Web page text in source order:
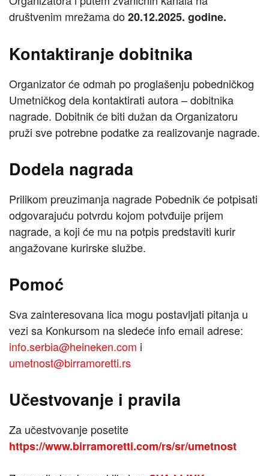
društvenim mrežama do20.12.2025. godine.
Kontaktiranje dobitnika
Organizator će odmah po proglašenju pobedničkog
Umetničkog dela kontaktirati autora – dobitnika
nagrade. Dobitnik će biti dužan da Organizatoru
pruži sve potrebne podatke za realizovanje nagrade.
Dodela nagrada
Prilikom preuzimanja nagrade Pobednik će potpisati
odgovarajuću potvrdu kojom potvđuije prijem
nagrade, a koji će mu na potpis predstaviti kurir
angažovane kurirske službe.
Pomoć
Sva zainteresovana lica mogu postavljati pitanja u
vezi sa Konkursom na sledeće info email adrese:
info.serbia@heineken.com i
umetnost@birramoretti.rs
Učestvovanje i pravila
Za učestvovanje posetite
https://www.birramoretti.com/rs/sr/umetnost